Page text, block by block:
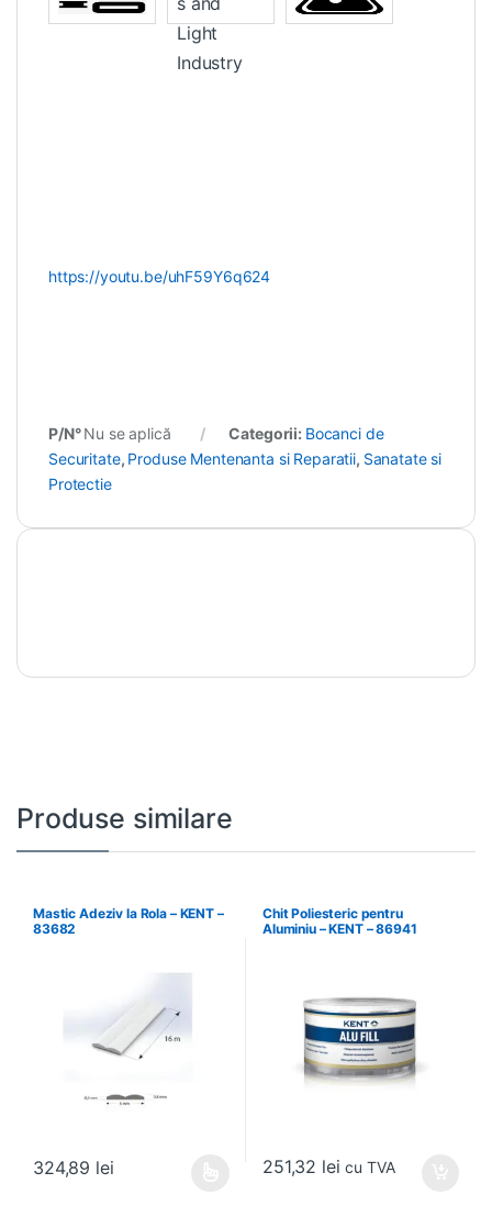
https://youtu.be/uhF59Y6q624
P/N°Nu se aplică Categorii: Bocanci de
Securitate, Produse Mentenanta si Reparatii, Sanatate si
Protectie
Produse similare
Mastic Adeziv la Rola – KENT –
83682
324,89 lei
Chit Poliesteric pentru
Aluminiu – KENT – 86941
251,32 lei cu TVA